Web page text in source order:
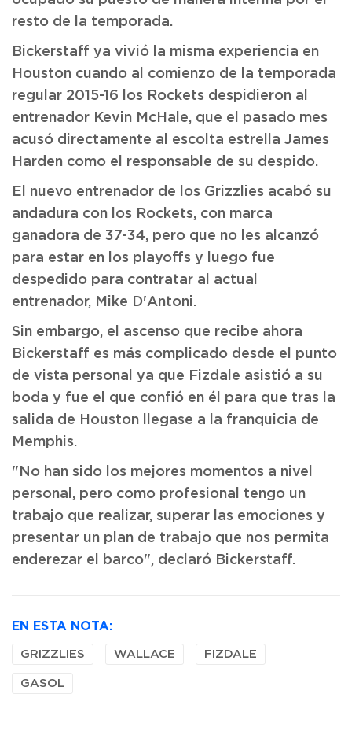
resto de la temporada.
Bickerstaff ya vivió la misma experiencia en
Houston cuando al comienzo de la temporada
regular 2015-16 los Rockets despidieron al
entrenador Kevin McHale, que el pasado mes
acusó directamente al escolta estrella James
Harden como el responsable de su despido.
El nuevo entrenador de los Grizzlies acabó su
andadura con los Rockets, con marca
ganadora de 37-34, pero que no les alcanzó
para estar en los playoffs y luego fue
despedido para contratar al actual
entrenador, Mike D'Antoni.
Sin embargo, el ascenso que recibe ahora
Bickerstaff es más complicado desde el punto
de vista personal ya que Fizdale asistió a su
boda y fue el que confió en él para que tras la
salida de Houston llegase a la franquicia de
Memphis.
"No han sido los mejores momentos a nivel
personal, pero como profesional tengo un
trabajo que realizar, superar las emociones y
presentar un plan de trabajo que nos permita
enderezar el barco", declaró Bickerstaff.
EN ESTA NOTA:
GRIZZLIES WALLACE FIZDALE
GASOL